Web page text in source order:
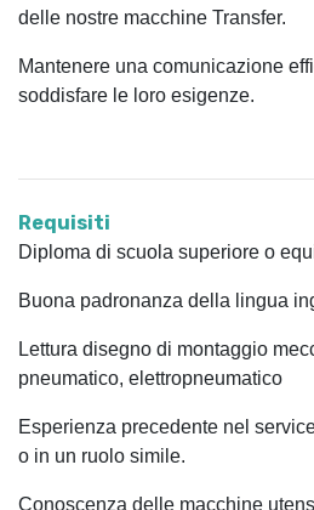
delle nostre macchine Transfer.
Mantenere una comunicazione
soddisfare le loro esigenze.
Requisiti
Diploma di scuola superiore o
Buona padronanza della lingua
Lettura disegno di montaggio
pneumatico, elettropneumatico
Esperienza precedente nel
o in un ruolo simile.
Conoscenza delle macchine